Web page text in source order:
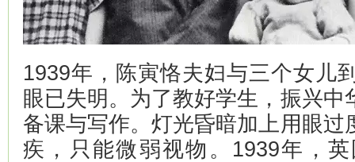
1939年，陈寅恪夫妇与三个女儿
眼已失明。为了教好学生，振兴中
备课与写作。灯光昏暗加上用眼过
疾，只能微弱视物。1939年，